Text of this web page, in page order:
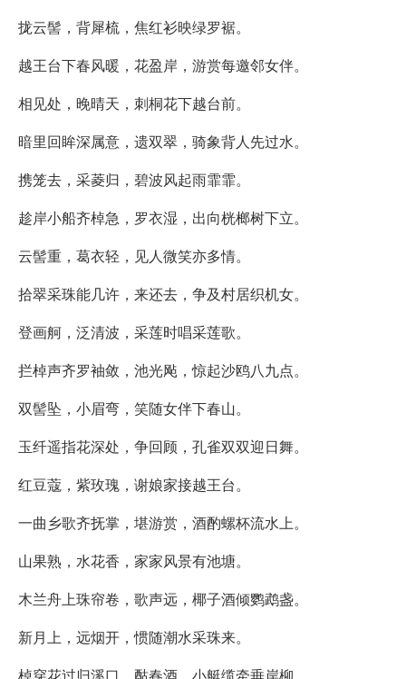
拢云髻，背犀梳，焦红衫映绿罗裾。
越王台下春风暖，花盈岸，游赏每邀邻女伴。
相见处，晚晴天，刺桐花下越台前。
暗里回眸深属意，遗双翠，骑象背人先过水。
携笼去，采菱归，碧波风起雨霏霏。
趁岸小船齐棹急，罗衣湿，出向桄榔树下立。
云髻重，葛衣轻，见人微笑亦多情。
拾翠采珠能几许，来还去，争及村居织机女。
登画舸，泛清波，采莲时唱采莲歌。
拦棹声齐罗袖敛，池光飐，惊起沙鸥八九点。
双髻坠，小眉弯，笑随女伴下春山。
玉纤遥指花深处，争回顾，孔雀双双迎日舞。
红豆蔻，紫玫瑰，谢娘家接越王台。
一曲乡歌齐抚掌，堪游赏，酒酌螺杯流水上。
山果熟，水花香，家家风景有池塘。
木兰舟上珠帘卷，歌声远，椰子酒倾鹦鹉盏。
新月上，远烟开，惯随潮水采珠来。